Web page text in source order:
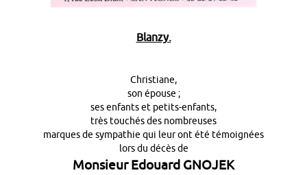
Blanzy.
Christiane,
son épouse ;
ses enfants et petits-enfants,
très touchés des nombreuses
marques de sympathie qui leur ont été témoignées
lors du décès de
Monsieur Edouard GNOJEK